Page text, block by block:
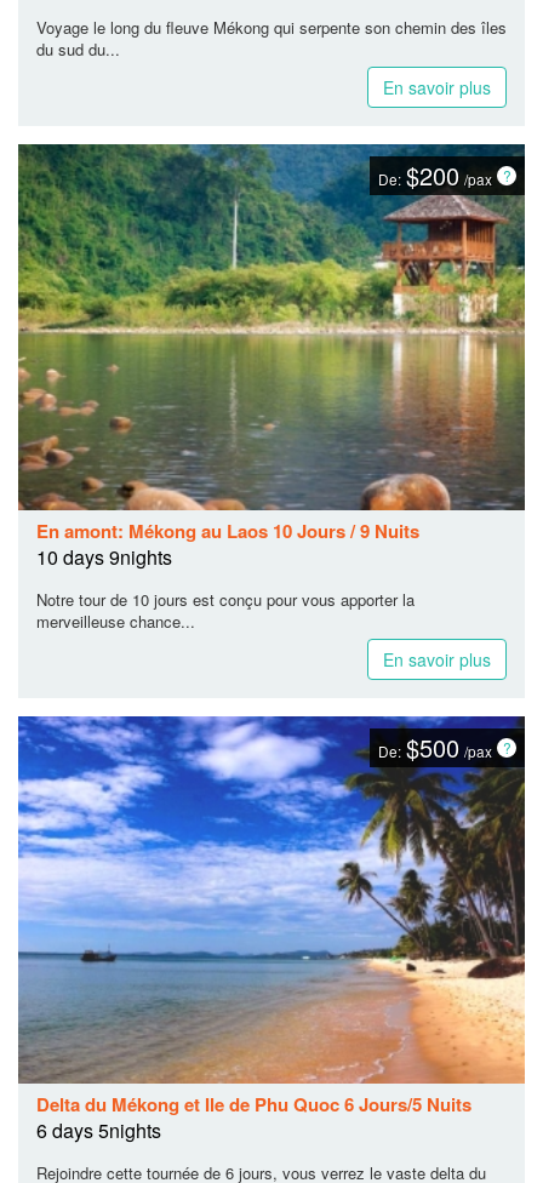
Voyage le long du fleuve Mékong qui serpente son chemin des îles
du sud du...
En savoir plus
De: $200 /pax
En amont: Mékong au Laos 10 Jours / 9 Nuits
10 days 9nights
Notre tour de 10 jours est conçu pour vous apporter la
merveilleuse chance...
En savoir plus
De: $500 /pax
Delta du Mékong et Ile de Phu Quoc 6 Jours/5 Nuits
6 days 5nights
Rejoindre cette tournée de 6 jours, vous verrez le vaste delta du